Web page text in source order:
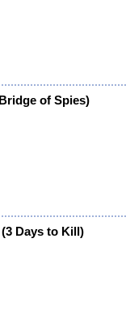
of Spies)
(3 Days to Kill)